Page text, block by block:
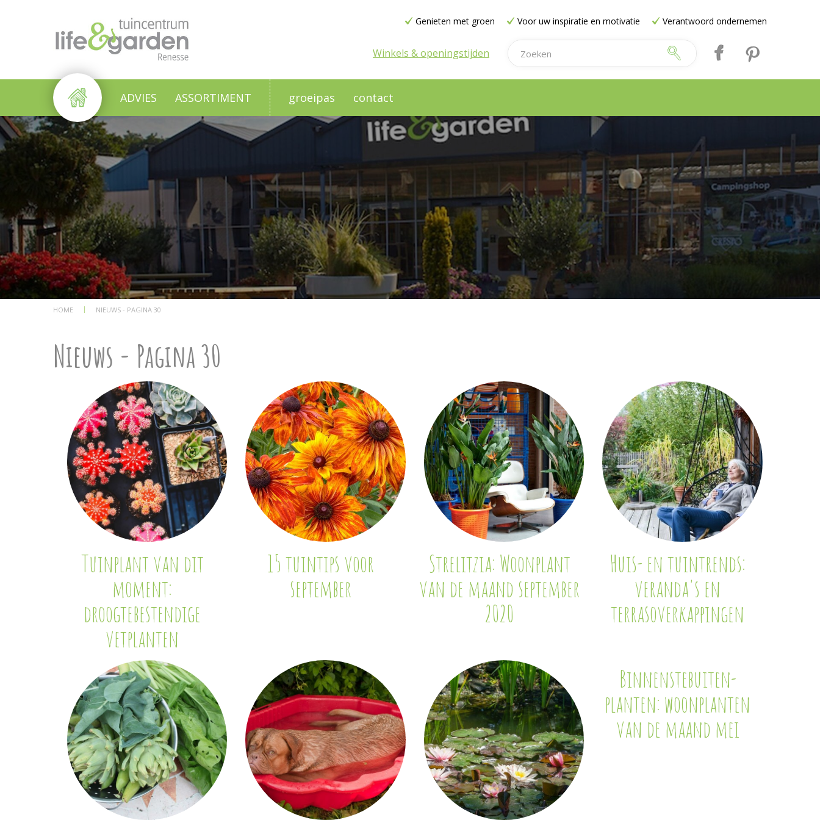
HOME NIEUWS - PAGINA 30
Genieten met groen Voor uw inspiratie en motivatie Verantwoord ondernemen
Winkels & openingstijden
ADVIES ASSORTIMENT groeipas contact
Nieuws - Pagina 30
Tuinplant van dit
moment:
droogtebestendige
vetplanten
15 tuintips voor
september
Strelitzia: Woonplant
van de maand september
2020
Huis- en tuintrends:
veranda's en
terrasoverkappingen
Binnenstebuiten-
planten: woonplanten
van de maand mei